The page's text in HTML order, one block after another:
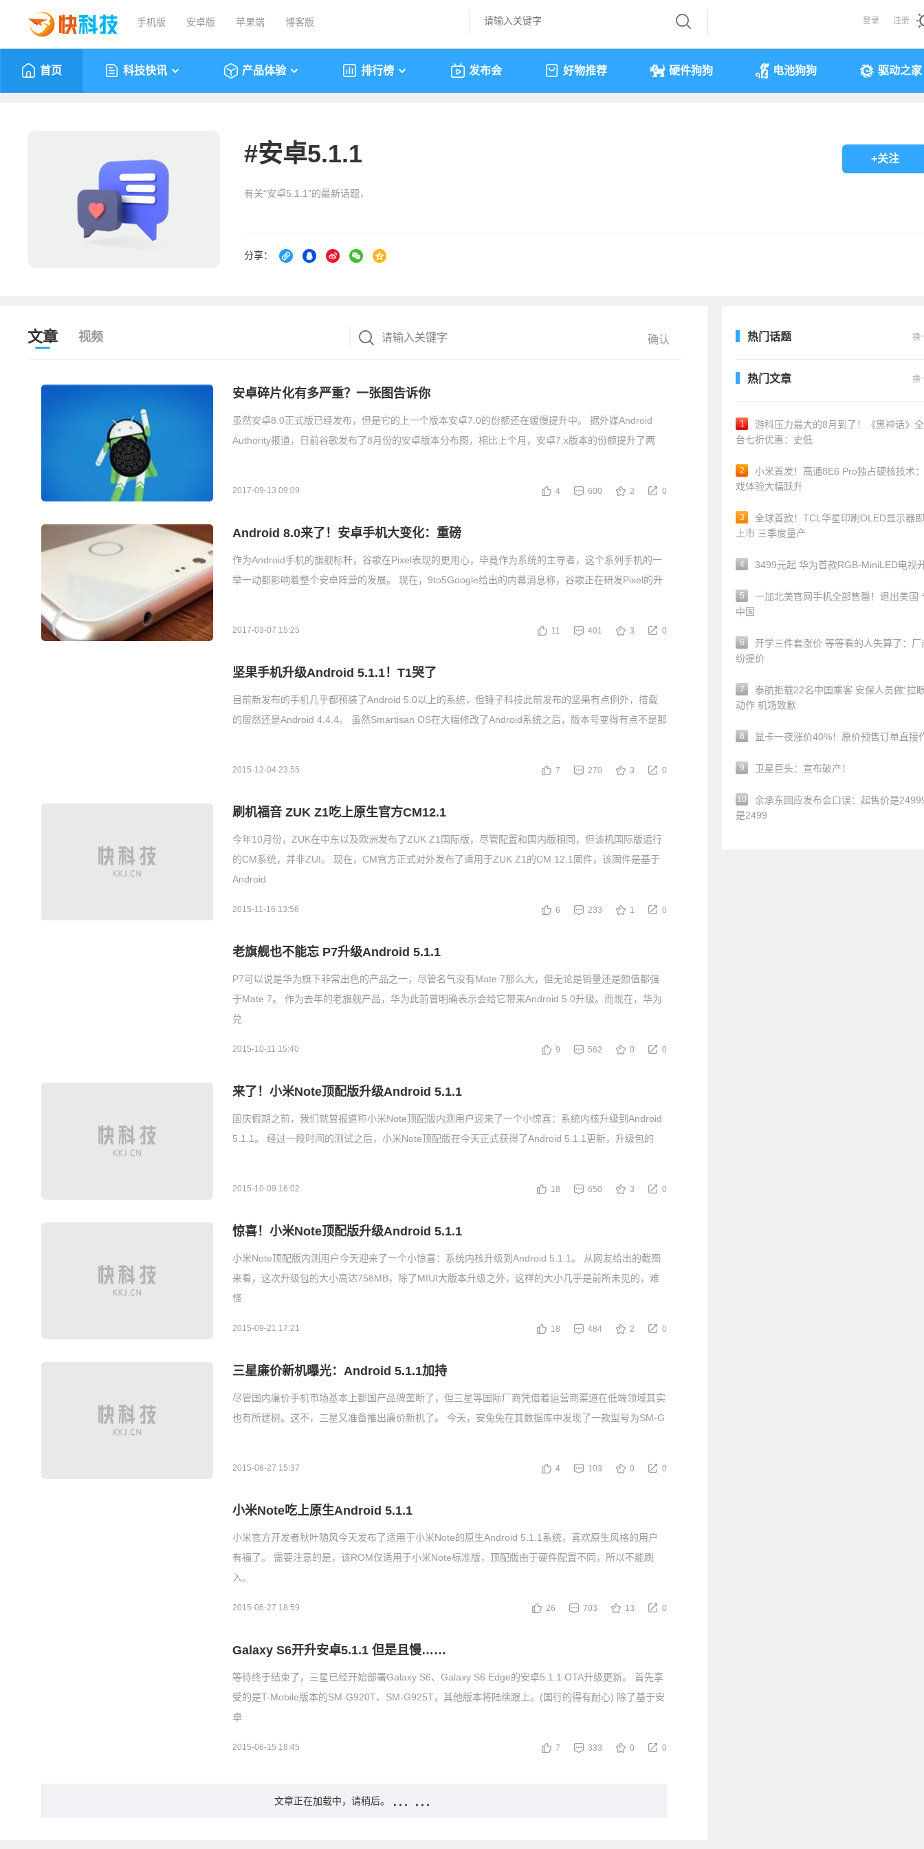
手机版 安卓版 苹果端 博客版 登录 注册
首页 科技快讯 产品体验 排行榜 发布会 好物推荐 硬件狗狗 电池狗狗 驱动之家
#安卓5.1.1
有关“安卓5.1.1”的最新话题，
分享：
+关注
文章 视频
安卓碎片化有多严重？一张图告诉你
虽然安卓8.0正式版已经发布，但是它的上一个版本安卓7.0的份额还在缓慢提升中。 据外媒Android
Authority报道，日前谷歌发布了8月份的安卓版本分布图，相比上个月，安卓7.x版本的份额提升了两
2017-09-13 09:09 4 600 2 0
Android 8.0来了！安卓手机大变化：重磅
作为Android手机的旗舰标杆，谷歌在Pixel表现的更用心，毕竟作为系统的主导者，这个系列手机的一
举一动都影响着整个安卓阵营的发展。 现在，9to5Google给出的内幕消息称，谷歌正在研发Pixel的升
2017-03-07 15:25 11 401 3 0
坚果手机升级Android 5.1.1！T1哭了
目前新发布的手机几乎都预装了Android 5.0以上的系统，但锤子科技此前发布的坚果有点例外，搭载
的居然还是Android 4.4.4。 虽然Smartisan OS在大幅修改了Android系统之后，版本号变得有点不是那
2015-12-04 23:55 7 270 3 0
刷机福音 ZUK Z1吃上原生官方CM12.1
今年10月份，ZUK在中东以及欧洲发布了ZUK Z1国际版，尽管配置和国内版相同，但该机国际版运行
的CM系统，并非ZUI。 现在，CM官方正式对外发布了适用于ZUK Z1的CM 12.1固件，该固件是基于
Android
2015-11-16 13:56 6 233 1 0
老旗舰也不能忘 P7升级Android 5.1.1
P7可以说是华为旗下非常出色的产品之一，尽管名气没有Mate 7那么大，但无论是销量还是颜值都强
于Mate 7。 作为去年的老旗舰产品，华为此前曾明确表示会给它带来Android 5.0升级。而现在，华为
兑
2015-10-11 15:40 9 562 0 0
来了！小米Note顶配版升级Android 5.1.1
国庆假期之前，我们就曾报道称小米Note顶配版内测用户迎来了一个小惊喜：系统内核升级到Android
5.1.1。 经过一段时间的测试之后，小米Note顶配版在今天正式获得了Android 5.1.1更新，升级包的
2015-10-09 16:02 18 650 3 0
惊喜！小米Note顶配版升级Android 5.1.1
小米Note顶配版内测用户今天迎来了一个小惊喜：系统内核升级到Android 5.1.1。 从网友给出的截图
来看，这次升级包的大小高达758MB，除了MIUI大版本升级之外，这样的大小几乎是前所未见的，难
怪
2015-09-21 17:21 18 484 2 0
三星廉价新机曝光：Android 5.1.1加持
尽管国内廉价手机市场基本上都国产品牌垄断了，但三星等国际厂商凭借着运营商渠道在低端领域其实
也有所建树。这不，三星又准备推出廉价新机了。 今天，安兔兔在其数据库中发现了一款型号为SM-G
2015-08-27 15:37 4 103 0 0
小米Note吃上原生Android 5.1.1
小米官方开发者秋叶随风今天发布了适用于小米Note的原生Android 5.1.1系统，喜欢原生风格的用户
有福了。 需要注意的是，该ROM仅适用于小米Note标准版，顶配版由于硬件配置不同，所以不能刷
入。
2015-06-27 18:59 26 703 13 0
Galaxy S6开升安卓5.1.1 但是且慢……
等待终于结束了，三星已经开始部署Galaxy S6、Galaxy S6 Edge的安卓5.1.1 OTA升级更新。 首先享
受的是T-Mobile版本的SM-G920T、SM-G925T，其他版本将陆续跟上。(国行的得有耐心) 除了基于安
卓
2015-06-15 18:45 7 333 0 0
文章正在加载中，请稍后。
热门话题 换
热门文章 换
1
游科压力最大的8月到了！《黑神话》
台七折优惠：史低
2
小米首发！高通8E6 Pro独占硬核技术
戏体验大幅跃升
3
全球首款！TCL华星印刷OLED显示器
上市 三季度量产
4 3499元起 华为首款RGB-MiniLED电视
5
一加北美官网手机全部售罄！退出美国
中国
6
开学三件套涨价 等等看的人失算了：厂
纷提价
7
泰航拒载22名中国乘客 安保人员做“拉
动作 机场致歉
8 显卡一夜涨价40%！原价预售订单直接
9 卫星巨头：宣布破产！
10
余承东回应发布会口误：起售价是
是2499